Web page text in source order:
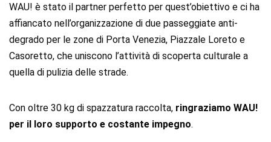
WAU! è stato il partner perfetto per quest’obiettivo e ci ha
affiancato nell’organizzazione di due passeggiate anti-
degrado per le zone di Porta Venezia, Piazzale Loreto e
Casoretto, che uniscono l’attività di scoperta culturale a
quella di pulizia delle strade.
Con oltre 30 kg di spazzatura raccolta, ringraziamo WAU!
per il loro supporto e costante impegno.